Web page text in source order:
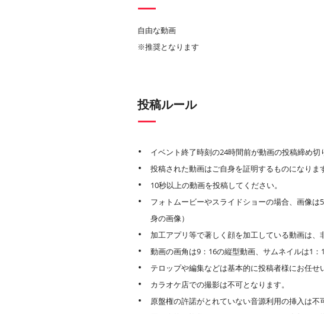
自由な動画
※推奨となります
投稿ルール
イベント終了時刻の24時間前が動画の投稿締め切
投稿された動画はご自身を証明するものになり
10秒以上の動画を投稿してください。
フォトムービーやスライドショーの場合、画像
身の画像）
加工アプリ等で著しく顔を加工している動画は
動画の画角は9：16の縦型動画、サムネイルは1：
テロップや編集などは基本的に投稿者様にお任せ
カラオケ店での撮影は不可となります。
原盤権の許諾がとれていない音源利用の挿入は不